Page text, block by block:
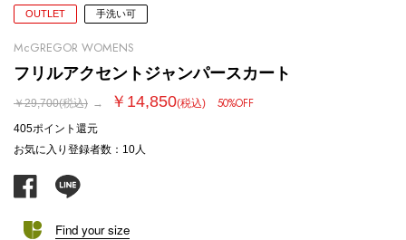
OUTLET 手洗い可
McGREGOR WOMENS
フリルアクセントジャンパースカート
￥29,700(税込) → ￥14,850(税込) 50%OFF
405ポイント 還元
お気に入り登録者数 ： 10人
facebook
Find your size